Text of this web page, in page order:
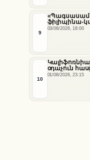
9
ֆիլիպինա-
համար
03/08/2026, 18:00
10
օդաչուն
01/08/2026, 23:15